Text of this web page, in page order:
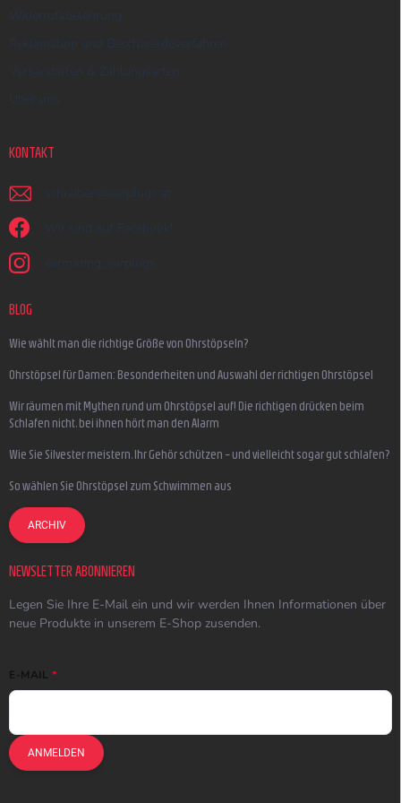
Widerrufsbelehrung
Reklamation und Beschwerdeverfahren
Versandarten & Zahlungsarten
Über uns
KONTAKT
schreiben @ earplugs.at
Wir sind auf Facebook!
earmazing_earplugs
BLOG
Wie wählt man die richtige Größe von Ohrstöpseln?
Ohrstöpsel für Damen: Besonderheiten und Auswahl der richtigen Ohrstöpsel
Wir räumen mit Mythen rund um Ohrstöpsel auf! Die richtigen drücken beim
Schlafen nicht, bei ihnen hört man den Alarm
Wie Sie Silvester meistern, Ihr Gehör schützen – und vielleicht sogar gut schlafen?
So wählen Sie Ohrstöpsel zum Schwimmen aus
ARCHIV
NEWSLETTER ABONNIEREN
Legen Sie Ihre E-Mail ein und wir werden Ihnen Informationen über
neue Produkte in unserem E-Shop zusenden.
E-MAIL
ANMELDEN